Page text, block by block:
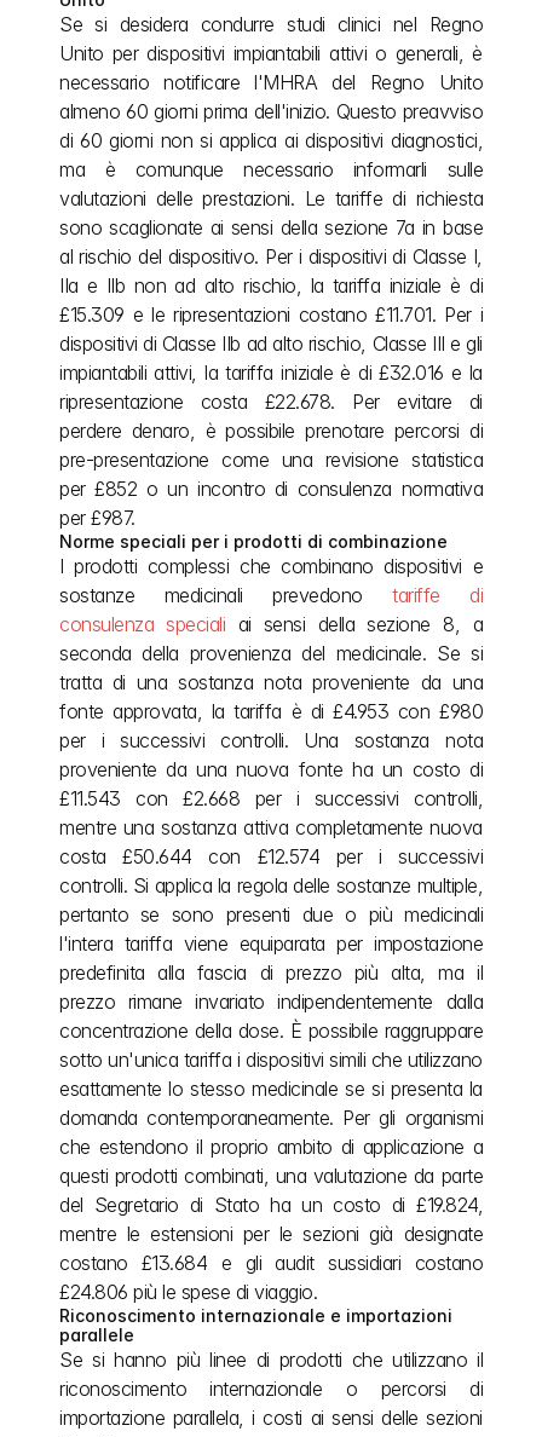
Se si desidera condurre studi clinici nel Regno
Unito per dispositivi impiantabili attivi o generali, è
necessario notificare l'MHRA del Regno Unito
almeno 60 giorni prima dell'inizio. Questo preavviso
di 60 giorni non si applica ai dispositivi diagnostici,
ma è comunque necessario informarli sulle
valutazioni delle prestazioni. Le tariffe di richiesta
sono scaglionate ai sensi della sezione 7a in base
al rischio del dispositivo. Per i dispositivi di Classe I,
IIa e IIb non ad alto rischio, la tariffa iniziale è di
£15.309 e le ripresentazioni costano £11.701. Per i
dispositivi di Classe IIb ad alto rischio, Classe III e gli
impiantabili attivi, la tariffa iniziale è di £32.016 e la
ripresentazione costa £22.678. Per evitare di
perdere denaro, è possibile prenotare percorsi di
pre-presentazione come una revisione statistica
per £852 o un incontro di consulenza normativa
per £987.
Norme speciali per i prodotti di combinazione
I prodotti complessi che combinano dispositivi e
sostanze medicinali prevedono tariffe di
consulenza speciali ai sensi della sezione 8, a
seconda della provenienza del medicinale. Se si
tratta di una sostanza nota proveniente da una
fonte approvata, la tariffa è di £4.953 con £980
per i successivi controlli. Una sostanza nota
proveniente da una nuova fonte ha un costo di
£11.543 con £2.668 per i successivi controlli,
mentre una sostanza attiva completamente nuova
costa £50.644 con £12.574 per i successivi
controlli. Si applica la regola delle sostanze multiple,
pertanto se sono presenti due o più medicinali
l'intera tariffa viene equiparata per impostazione
predefinita alla fascia di prezzo più alta, ma il
prezzo rimane invariato indipendentemente dalla
concentrazione della dose. È possibile raggruppare
sotto un'unica tariffa i dispositivi simili che utilizzano
esattamente lo stesso medicinale se si presenta la
domanda contemporaneamente. Per gli organismi
che estendono il proprio ambito di applicazione a
questi prodotti combinati, una valutazione da parte
del Segretario di Stato ha un costo di £19.824,
mentre le estensioni per le sezioni già designate
costano £13.684 e gli audit sussidiari costano
£24.806 più le spese di viaggio.
Riconoscimento internazionale e importazioni
parallele
Se si hanno più linee di prodotti che utilizzano il
riconoscimento internazionale o percorsi di
importazione parallela, i costi ai sensi delle sezioni